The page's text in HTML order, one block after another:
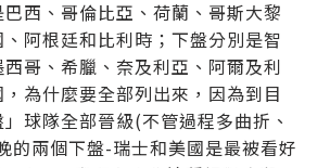
西、哥倫比亞、荷蘭、哥斯大黎
阿根廷和比利時；下盤分別是智
哥、希臘、奈及利亞、阿爾及利
為什麼要全部列出來，因為到目
球隊全部晉級(不管過程多曲折、
的兩個下盤-瑞士和美國是最被看好